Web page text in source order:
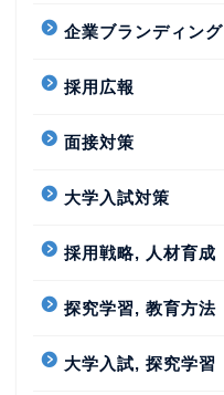
企業ブランディング
採用広報
面接対策
大学入試対策
採用戦略, 人材育成
探究学習, 教育方法
大学入試, 探究学習